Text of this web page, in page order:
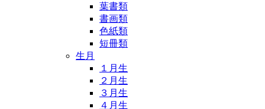
葉書類
書画類
色紙類
短冊類
生月
１月生
２月生
３月生
４月生